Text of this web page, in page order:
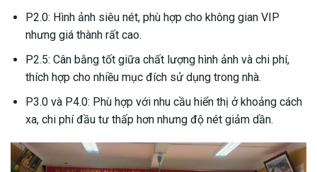
P2.0: Hình ảnh siêu nét, phù hợp cho không gian VIP
nhưng giá thành rất cao.
P2.5: Cân bằng tốt giữa chất lượng hình ảnh và chi phí,
thích hợp cho nhiều mục đích sử dụng trong nhà.
P3.0 và P4.0: Phù hợp với nhu cầu hiển thị ở khoảng cách
xa, chi phí đầu tư thấp hơn nhưng độ nét giảm dần.